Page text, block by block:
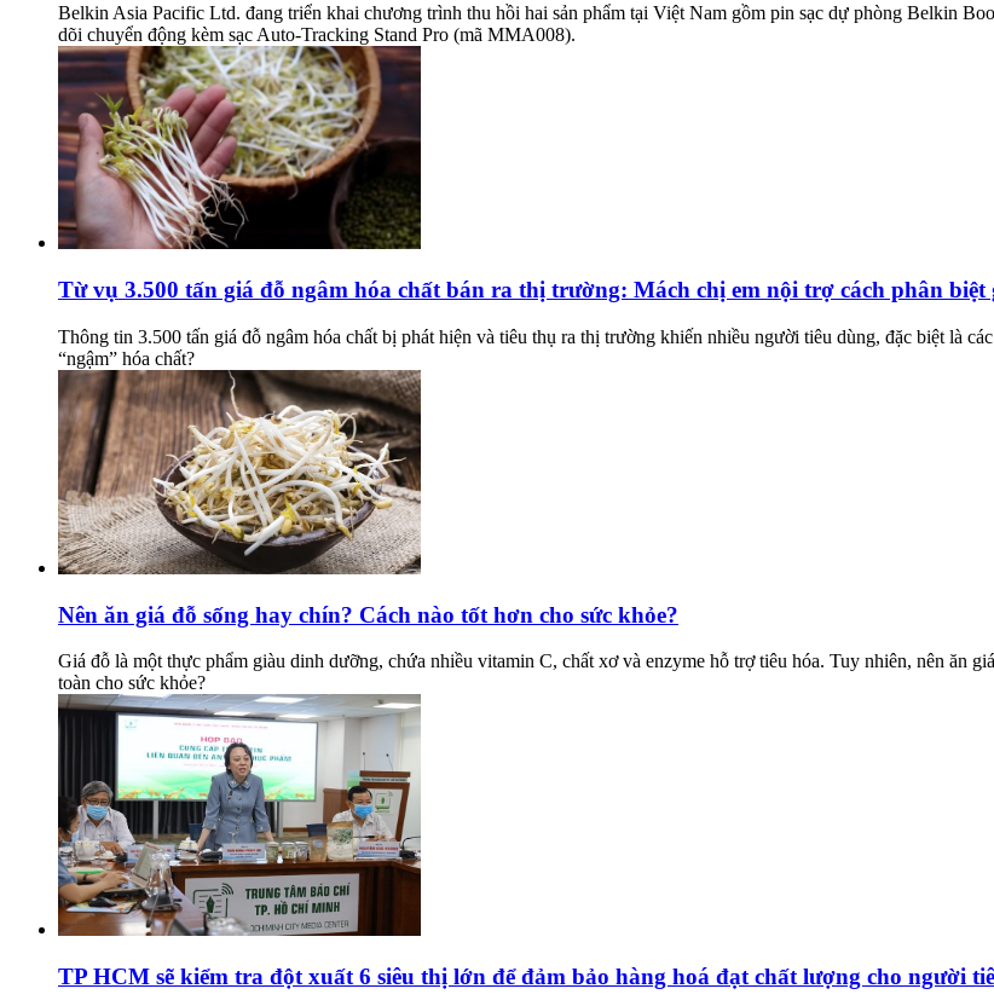
Belkin Asia Pacific Ltd. đang triển khai chương trình thu hồi hai sản phẩm tại Việt Nam gồm pin sạc dự phòng Belkin
dõi chuyển động kèm sạc Auto-Tracking Stand Pro (mã MMA008).
Từ vụ 3.500 tấn giá đỗ ngâm hóa chất bán ra thị trường: Mách chị em nội trợ cách phân biệt
Thông tin 3.500 tấn giá đỗ ngâm hóa chất bị phát hiện và tiêu thụ ra thị trường khiến nhiều người tiêu dùng, đặc biệt là
“ngậm” hóa chất?
Nên ăn giá đỗ sống hay chín? Cách nào tốt hơn cho sức khỏe?
Giá đỗ là một thực phẩm giàu dinh dưỡng, chứa nhiều vitamin C, chất xơ và enzyme hỗ trợ tiêu hóa. Tuy nhiên, nên ăn
toàn cho sức khỏe?
TP HCM sẽ kiểm tra đột xuất 6 siêu thị lớn để đảm bảo hàng hoá đạt chất lượng cho người